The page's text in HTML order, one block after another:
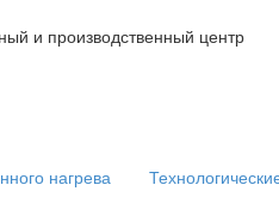
и производственный центр
нагрева